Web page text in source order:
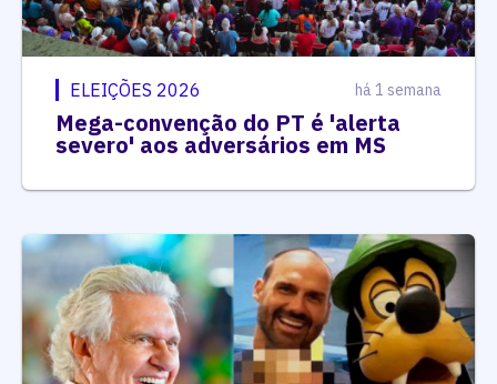
ELEIÇÕES 2026 há 1 semana
Mega-convenção do PT é 'alerta
severo' aos adversários em MS